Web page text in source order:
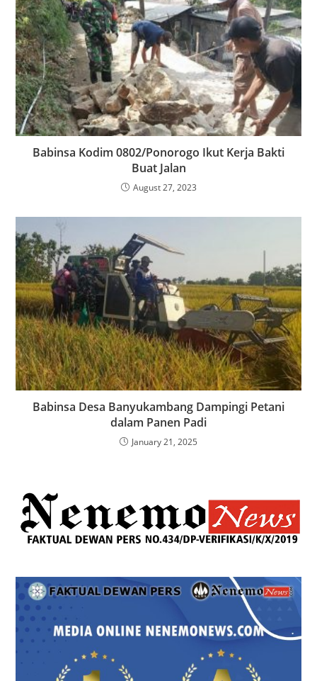
Babinsa Kodim 0802/Ponorogo Ikut Kerja Bakti
Buat Jalan
August 27, 2023
Babinsa Desa Banyukambang Dampingi Petani
dalam Panen Padi
January 21, 2025